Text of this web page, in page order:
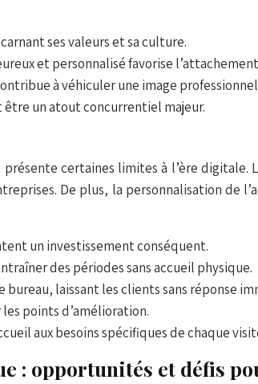
ses valeurs et sa culture.
et personnalisé favorise
à véhiculer une image
un atout concurrentiel majeur.
certaines limites à l’ère
De plus, la personnalisation de
un investissement conséquent.
des périodes sans accueil physique.
laissant les clients sans réponse
points d’amélioration.
aux besoins spécifiques de chaque
: opportunités et défis